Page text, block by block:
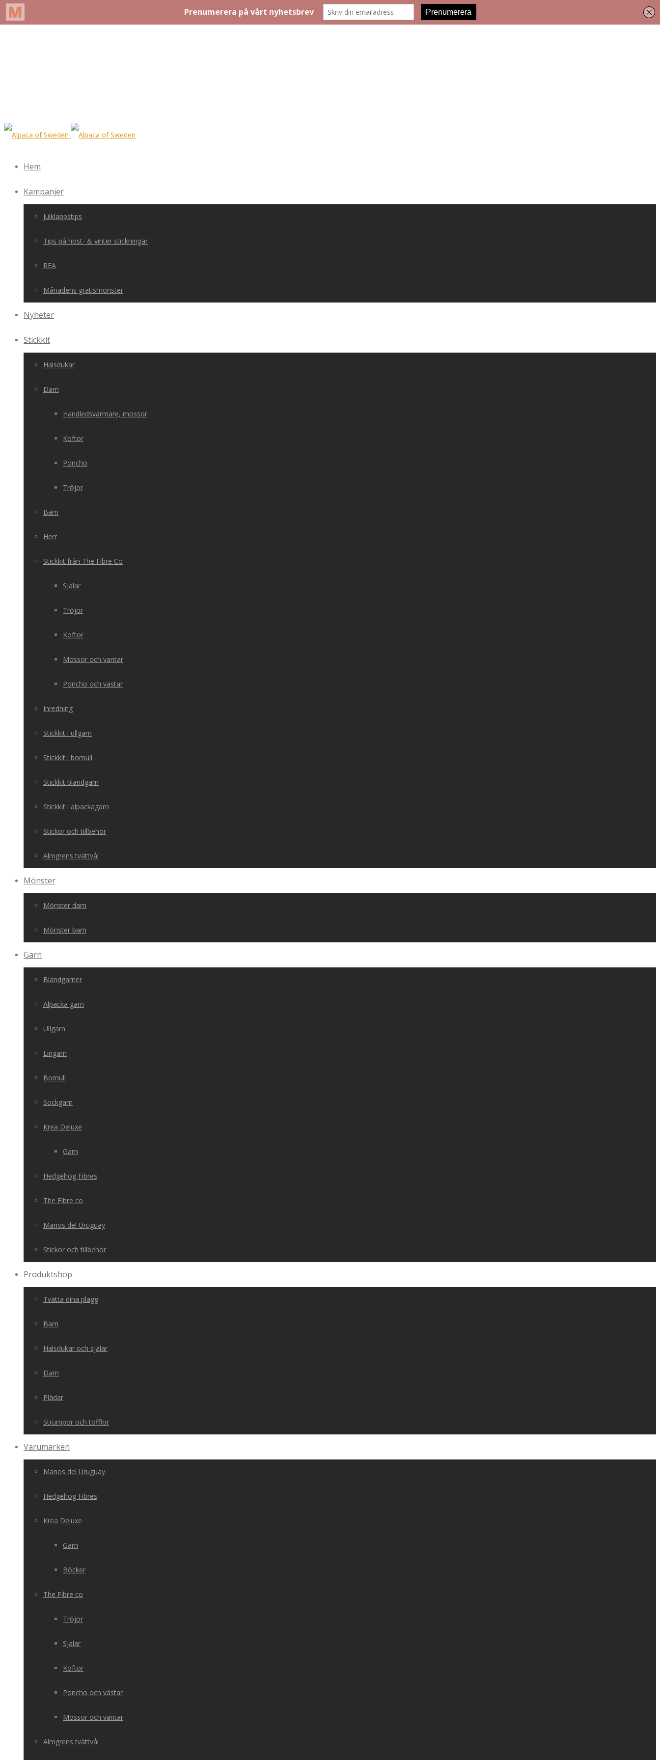
Hem
Kampanjer
Julklappstips
Tips på höst- & vinter stickningar
REA
Månadens gratismönster
Nyheter
Stickkit
Halsdukar
Dam
Handledsvärmare, mössor
Koftor
Poncho
Tröjor
Barn
Herr
Stickkit från The Fibre Co
Sjalar
Tröjor
Koftor
Mössor och vantar
Poncho och västar
Inredning
Stickkit i ullgarn
Stickkit i bomull
Stickkit blandgarn
Stickkit i alpackagarn
Stickor och tillbehör
Almgrens tvättvål
Mönster
Mönster dam
Mönster barn
Garn
Blandgarner
Alpacka garn
Ullgarn
Lingarn
Bomull
Sockgarn
Krea Deluxe
Garn
Hedgehog Fibres
The Fibre co
Manos del Uruguay
Stickor och tillbehör
Produktshop
Tvätta dina plagg
Barn
Halsdukar och sjalar
Dam
Plädar
Strumpor och tofflor
Varumärken
Manos del Uruguay
Hedgehog Fibres
Krea Deluxe
Garn
Böcker
The Fibre co
Tröjor
Sjalar
Koftor
Poncho och västar
Mössor och vantar
Almgrens tvättvål